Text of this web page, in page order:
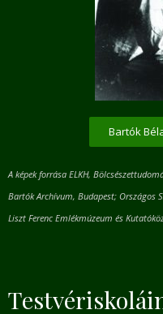
Bartók
A képek forrása ELKH,
Bartók Archívum, Budapest; Országos
Liszt Ferenc Emlékmúzeum és